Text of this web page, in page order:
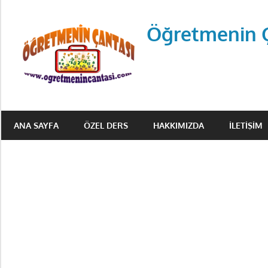
content
Öğretmenin
Halka
ANA SAYFA ÖZEL DERS HAKKIMIZDA İLETIŞIM